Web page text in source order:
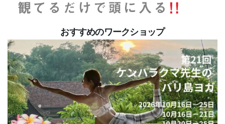
おすすめのワークショップ